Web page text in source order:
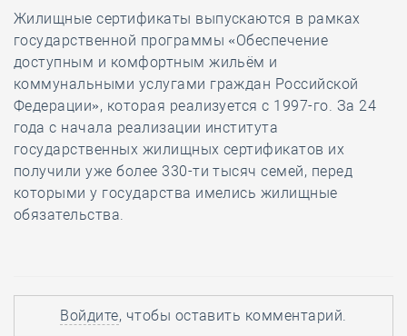
Жилищные сертификаты выпускаются в рамках
государственной программы «Обеспечение
доступным и комфортным жильём и
коммунальными услугами граждан Российской
Федерации», которая реализуется с 1997-го. За 24
года с начала реализации института
государственных жилищных сертификатов их
получили уже более 330-ти тысяч семей, перед
которыми у государства имелись жилищные
обязательства.
Войдите, чтобы оставить комментарий.